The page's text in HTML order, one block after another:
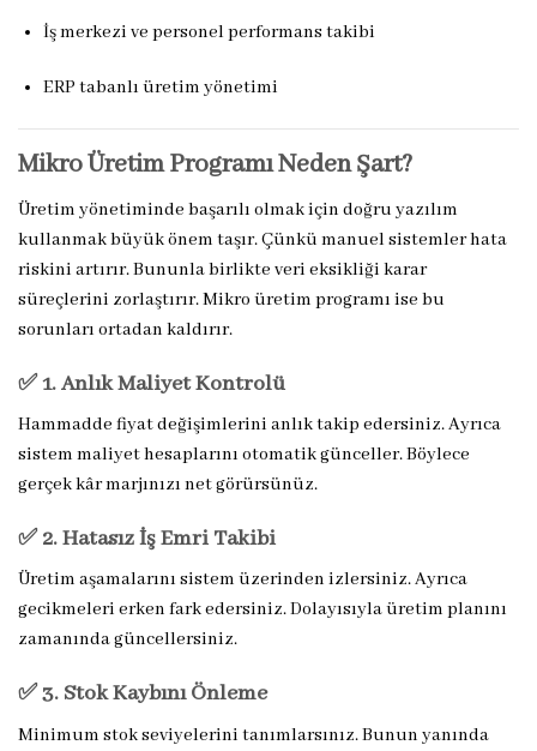
İş merkezi ve personel performans takibi
ERP tabanlı üretim yönetimi
Mikro Üretim Programı Neden Şart?
Üretim yönetiminde başarılı olmak için doğru yazılım
kullanmak büyük önem taşır. Çünkü manuel sistemler hata
riskini artırır. Bununla birlikte veri eksikliği karar
süreçlerini zorlaştırır. Mikro üretim programı ise bu
sorunları ortadan kaldırır.
✅ 1. Anlık Maliyet Kontrolü
Hammadde fiyat değişimlerini anlık takip edersiniz. Ayrıca
sistem maliyet hesaplarını otomatik günceller. Böylece
gerçek kâr marjınızı net görürsünüz.
✅ 2. Hatasız İş Emri Takibi
Üretim aşamalarını sistem üzerinden izlersiniz. Ayrıca
gecikmeleri erken fark edersiniz. Dolayısıyla üretim planını
zamanında güncellersiniz.
✅ 3. Stok Kaybını Önleme
Minimum stok seviyelerini tanımlarsınız. Bunun yanında